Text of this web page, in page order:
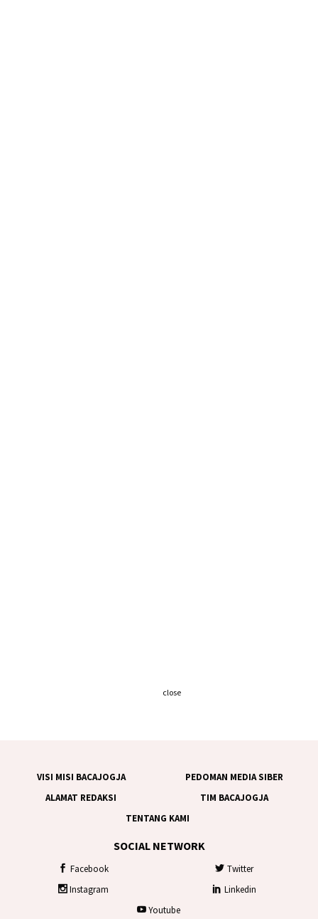
VISI MISI BACAJOGJA
PEDOMAN MEDIA SIBER
ALAMAT REDAKSI
TIM BACAJOGJA
TENTANG KAMI
SOCIAL NETWORK
Facebook
Twitter
Instagram
Linkedin
Youtube
close